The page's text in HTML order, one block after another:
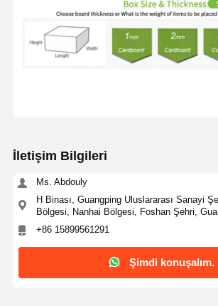
İletişim Bilgileri
Ms. Abdouly
H Binası, Guangping Uluslararası Sanayi
Bölgesi, Nanhai Bölgesi, Foshan Şehri,
+86 15899561291
Şimdi konuşalım.